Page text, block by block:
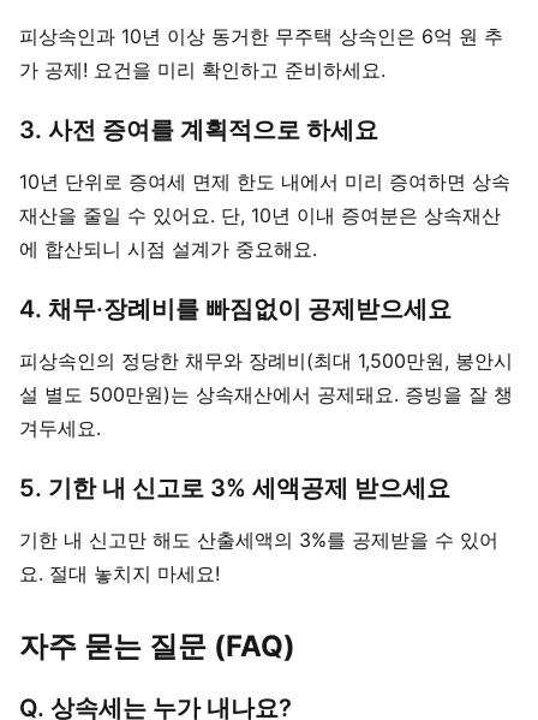
피상속인과 10년 이상 동거한 무주택 상속인은 6억 원 추
가 공제! 요건을 미리 확인하고 준비하세요.
3. 사전 증여를 계획적으로 하세요
10년 단위로 증여세 면제 한도 내에서 미리 증여하면 상속
재산을 줄일 수 있어요. 단, 10년 이내 증여분은 상속재산
에 합산되니 시점 설계가 중요해요.
4. 채무·장례비를 빠짐없이 공제받으세요
피상속인의 정당한 채무와 장례비(최대 1,500만원, 봉안시
설 별도 500만원)는 상속재산에서 공제돼요. 증빙을 잘 챙
겨두세요.
5. 기한 내 신고로 3% 세액공제 받으세요
기한 내 신고만 해도 산출세액의 3%를 공제받을 수 있어
요. 절대 놓치지 마세요!
자주 묻는 질문 (FAQ)
Q. 상속세는 누가 내나요?